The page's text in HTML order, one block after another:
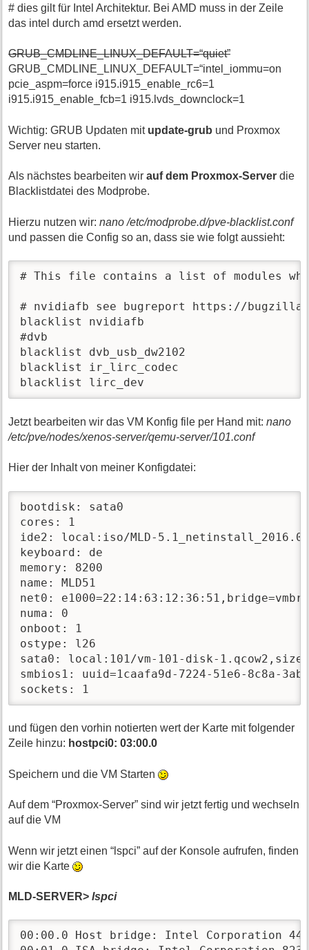
# dies gilt für Intel Architektur. Bei AMD muss in der Zeile
das intel durch amd ersetzt werden.
GRUB_CMDLINE_LINUX_DEFAULT=“quiet”
GRUB_CMDLINE_LINUX_DEFAULT=“intel_iommu=on
pcie_aspm=force i915.i915_enable_rc6=1
i915.i915_enable_fcb=1 i915.lvds_downclock=1
Wichtig: GRUB Updaten mit update-grub und Proxmox
Server neu starten.
Als nächstes bearbeiten wir auf dem Proxmox-Server die
Blacklistdatei des Modprobe.
Hierzu nutzen wir: nano /etc/modprobe.d/pve-blacklist.conf
und passen die Config so an, dass sie wie folgt aussieht:
# This file contains a list of modules
# nvidiafb see bugreport https://
blacklist nvidiafb
#dvb
blacklist dvb_usb_dw2102
blacklist ir_lirc_codec
blacklist lirc_dev
Jetzt bearbeiten wir das VM Konfig file per Hand mit: nano
/etc/pve/nodes/xenos-server/qemu-server/101.conf
Hier der Inhalt von meiner Konfigdatei:
bootdisk: sata0
cores: 1
ide2: local:iso/MLD-
keyboard: de
memory: 8200
name: MLD51
net0: e1000=22:14:63:12:36:51,bridge=vmbr0
numa: 0
onboot: 1
ostype: l26
sata0: local:101/vm-101-disk-
smbios1: uuid=1caafa9d-7224-51e6-8c8a-
und fügen den vorhin notierten wert der Karte mit folgender
Zeile hinzu: hostpci0: 03:00.0
Speichern und die VM Starten
Auf dem “Proxmox-Server” sind wir jetzt fertig und wechseln
auf die VM
Wenn wir jetzt einen “lspci” auf der Konsole aufrufen, finden
wir die Karte
MLD-SERVER> lspci
00:00.0 Host bridge: Intel Corporation